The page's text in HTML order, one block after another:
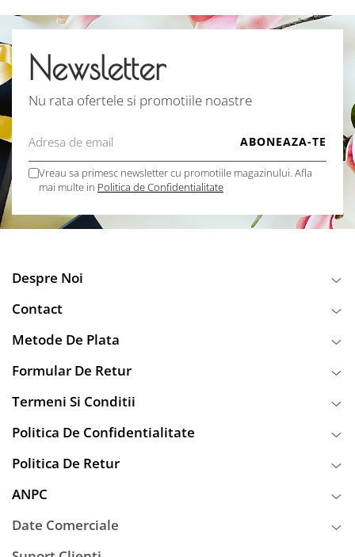
Newsletter
Nu rata ofertele si promotiile noastre
Vreau sa primesc newsletter cu promotiile magazinului. Afla
mai multe in Politica de Confidentialitate
Despre Noi
Contact
Metode De Plata
Formular De Retur
Termeni Si Conditii
Politica De Confidentialitate
Politica De Retur
ANPC
Date Comerciale